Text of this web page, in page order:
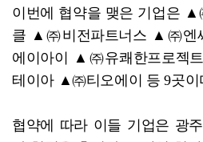
이번에 협약을 맺은 기업은
클 ▲㈜비전파트너스 ▲㈜엔
에이아이 ▲㈜유쾌한프로젝
테이아 ▲㈜티오에이 등 9곳이
협약에 따라 이들 기업은 광